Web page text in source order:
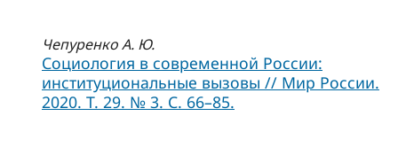
Чепуренко А. Ю.
Социология в современной России:
институциональные вызовы // Мир России.
2020. Т. 29. № 3. С. 66–85.